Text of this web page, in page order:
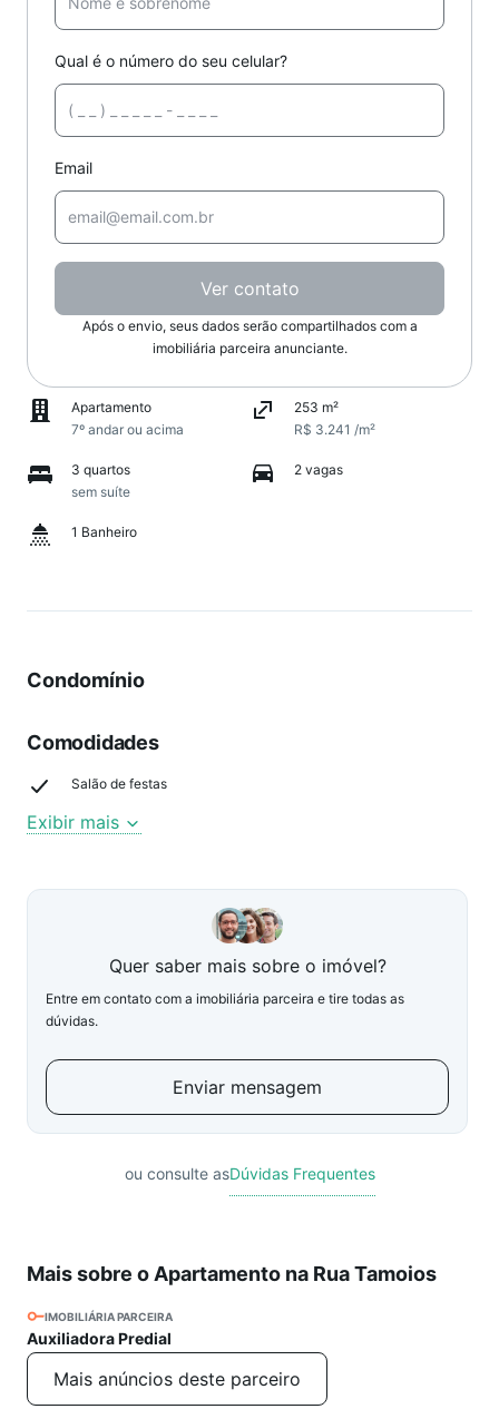
Qual é o número do seu celular?
Email
Ver contato
Após o envio, seus dados serão compartilhados com a
imobiliária parceira anunciante.
Apartamento
7º andar ou acima
253 m²
R$ 3.241 /m²
3 quartos
sem suíte
2 vagas
1 Banheiro
Condomínio
Comodidades
Salão de festas
Exibir mais
Quer saber mais sobre o imóvel?
Entre em contato com a imobiliária parceira e tire todas as
dúvidas.
Enviar mensagem
ou consulte asDúvidas Frequentes
Mais sobre o Apartamento na Rua Tamoios
IMOBILIÁRIA PARCEIRA
Auxiliadora Predial
Mais anúncios deste parceiro